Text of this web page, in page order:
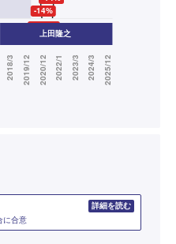
詳細を読む
に合意